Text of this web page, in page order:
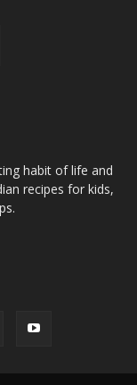
habit of life and
recipes for kids,